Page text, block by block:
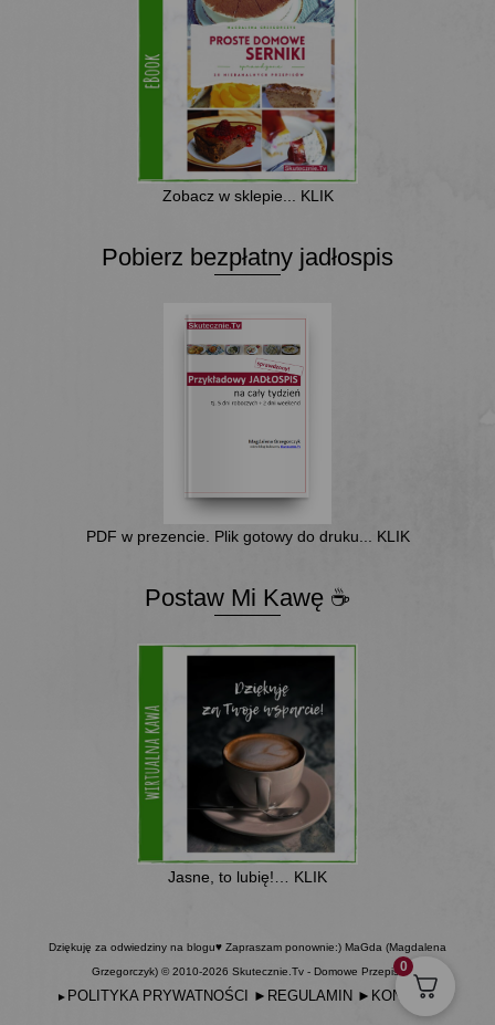
Zobacz w sklepie... KLIK
Pobierz bezpłatny jadłospis
PDF w prezencie. Plik gotowy do druku... KLIK
Postaw Mi Kawę ☕
Jasne, to lubię!… KLIK
Dziękuję za odwiedziny na blogu♥ Zapraszam ponownie:) MaGda (Magdalena
Grzegorczyk) © 2010-2026 Skutecznie.Tv - Domowe Przepisy
► POLITYKA PRYWATNOŚCI ► REGULAMIN ► KONTAKT
0